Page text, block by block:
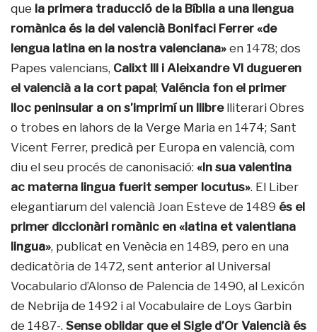
que la primera traducció de la Bíblia a una llengua
romànica és la del valencià Bonifaci Ferrer «de
lengua latina en la nostra valenciana» en 1478; dos
Papes valencians, Calixt III i Aleixandre VI dugueren
el valencià a la cort papal; Valéncia fon el primer
lloc peninsular a on s’imprimí un llibre lliterari Obres
o trobes en lahors de la Verge Maria en 1474; Sant
Vicent Ferrer, predicà per Europa en valencià, com
diu el seu procés de canonisació: «In sua valentina
ac materna lingua fuerit semper locutus». El Liber
elegantiarum del valencià Joan Esteve de 1489 és el
primer diccionàri romànic en «latina et valentiana
lingua», publicat en Venècia en 1489, pero en una
dedicatòria de 1472, sent anterior al Universal
Vocabulario d’Alonso de Palencia de 1490, al Lexicón
de Nebrija de 1492 i al Vocabulaire de Loys Garbin
de 1487-. Sense oblidar que el Sigle d’Or Valencià és